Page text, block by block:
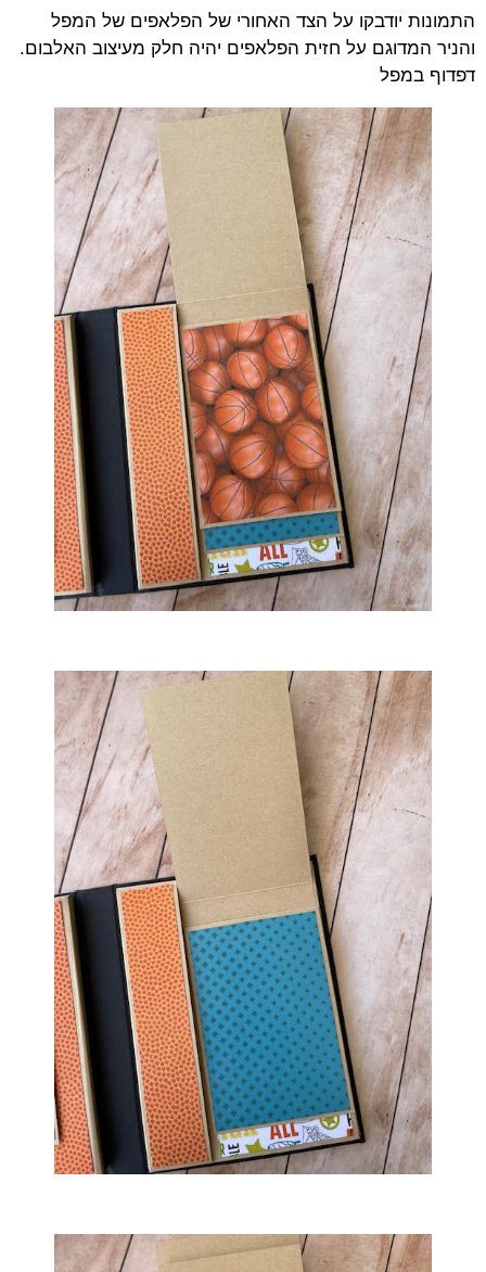
התמונות יודבקו על הצד האחורי של הפלאפים של המפל
והניר המדוגם על חזית הפלאפים יהיה חלק מעיצוב האלבום.
דפדוף במפל